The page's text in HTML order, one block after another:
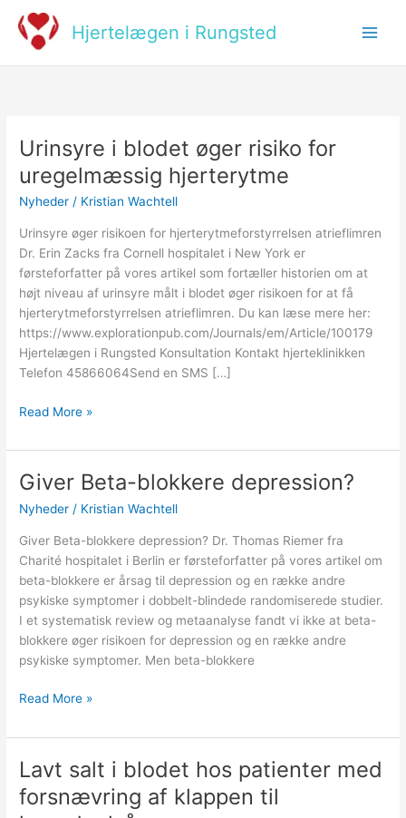
content
Hjertelægen i Rungsted
Urinsyre i blodet øger risiko for
uregelmæssig hjerterytme
Nyheder / Kristian Wachtell
Urinsyre øger risikoen for hjerterytmeforstyrrelsen atrieflimren
Dr. Erin Zacks fra Cornell hospitalet i New York er
førsteforfatter på vores artikel som fortæller historien om at
højt niveau af urinsyre målt i blodet øger risikoen for at få
hjerterytmeforstyrrelsen atrieflimren. Du kan læse mere her:
https://www.explorationpub.com/Journals/em/Article/100179
Hjertelægen i Rungsted Konsultation Kontakt hjerteklinikken
Telefon 45866064Send en SMS […]
Urinsyre
blodet
øger
Read More »
Giver Beta-blokkere depression?
Nyheder / Kristian Wachtell
Giver Beta-blokkere depression? Dr. Thomas Riemer fra
Charité hospitalet i Berlin er førsteforfatter på vores artikel om
beta-blokkere er årsag til depression og en række andre
psykiske symptomer i dobbelt-blindede randomiserede studier.
I et systematisk review og metaanalyse fandt vi ikke at beta-
blokkere øger risikoen for depression og en række andre
psykiske symptomer. Men beta-blokkere
Giver
blokkere
depression?
Read More »
Lavt salt i blodet hos patienter med
forsnævring af klappen til
Lavt
salt
i